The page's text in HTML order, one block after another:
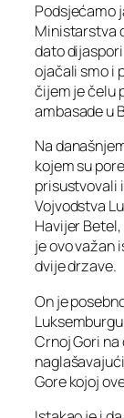
Podsjećamo
Ministarstva
dato
ojačali smo i
čijem je čelu
ambasade u
Na
kojem su
prisustvovali
Vojvodstva
Havijer
je ovo važan
dvije drzave.
On je
Crnoj Gori
Gore kojoj